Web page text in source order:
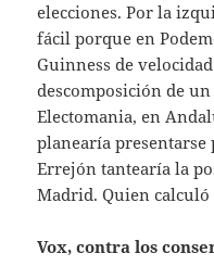
elecciones. Por la
fácil porque en
Guinness de
descomposición de
Electomania, en
planearía presentarse
Errejón tantearía la
Madrid. Quien
Vox, contra los